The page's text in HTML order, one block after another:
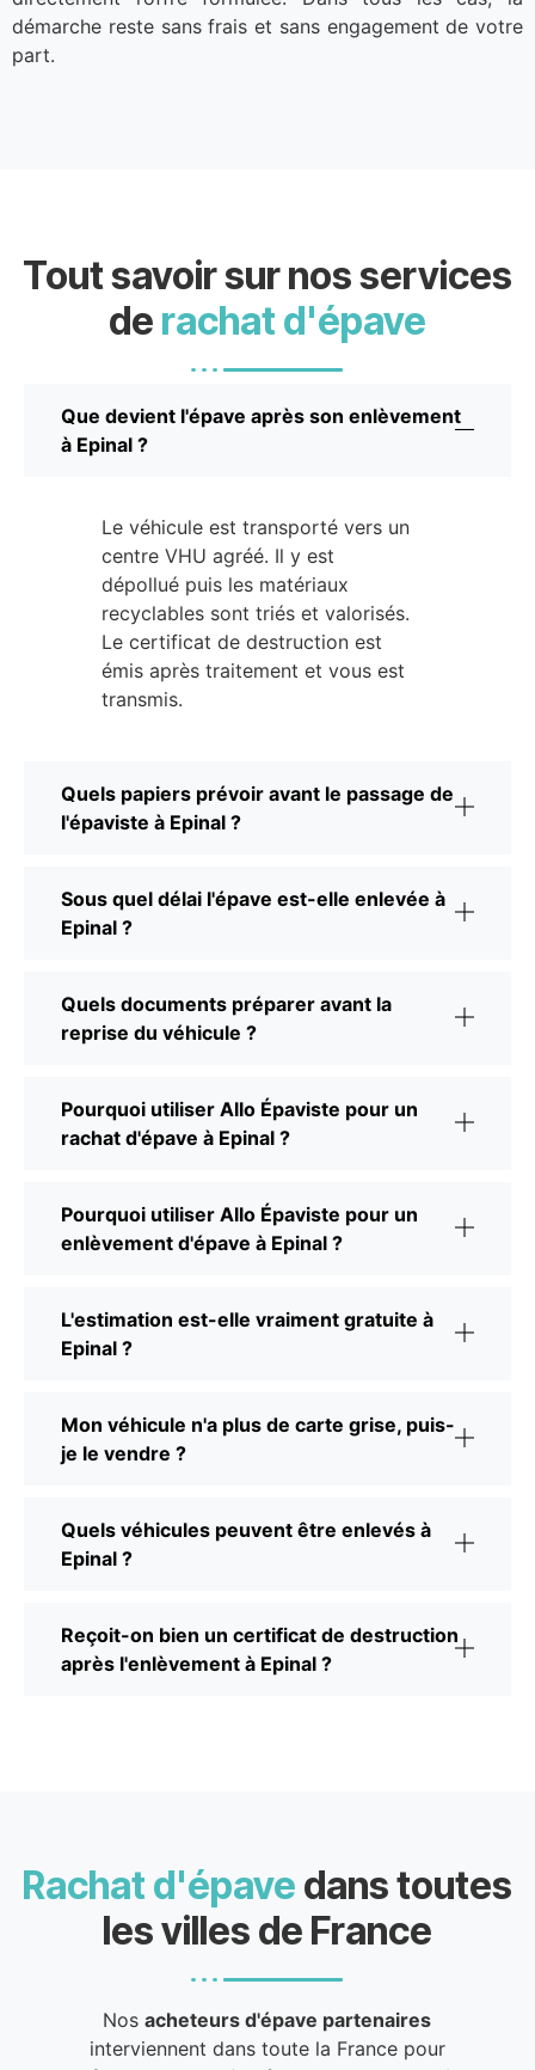
démarche reste sans frais et sans engagement de votre
part.
Tout savoir sur nos services
de rachat d'épave
Que devient l'épave après son enlèvement
à Epinal ?
Le véhicule est transporté vers un
centre VHU agréé. Il y est
dépollué puis les matériaux
recyclables sont triés et valorisés.
Le certificat de destruction est
émis après traitement et vous est
transmis.
Quels papiers prévoir avant le passage de
l'épaviste à Epinal ?
Sous quel délai l'épave est-elle enlevée à
Epinal ?
Quels documents préparer avant la
reprise du véhicule ?
Pourquoi utiliser Allo Épaviste pour un
rachat d'épave à Epinal ?
Pourquoi utiliser Allo Épaviste pour un
enlèvement d'épave à Epinal ?
L'estimation est-elle vraiment gratuite à
Epinal ?
Mon véhicule n'a plus de carte grise, puis-
je le vendre ?
Quels véhicules peuvent être enlevés à
Epinal ?
Reçoit-on bien un certificat de destruction
après l'enlèvement à Epinal ?
Rachat d'épave dans toutes
les villes de France
Nosacheteurs d'épave partenaires
interviennent dans toute la France pour